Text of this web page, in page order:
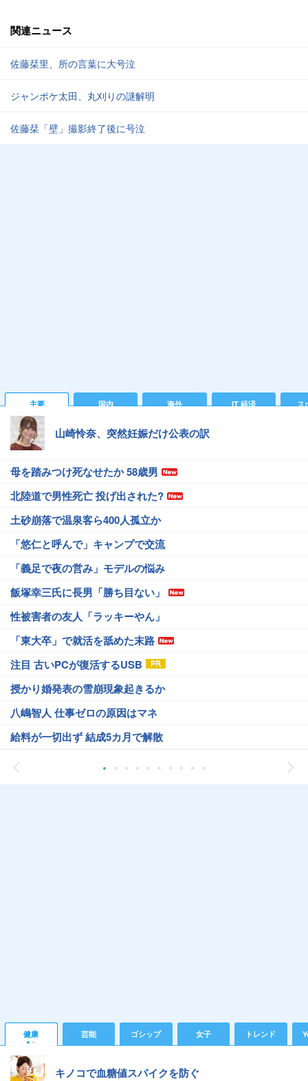
関連ニュース
佐藤栞里、所の言葉に大号泣
ジャンポケ太田、丸刈りの謎解明
佐藤栞「壁」撮影終了後に号泣
主要 国内 海外 IT 経済 ス
山崎怜奈、突然妊娠だけ公表の訳
母を踏みつけ死なせたか 58歳男
北陸道で男性死亡 投げ出された?
土砂崩落で温泉客ら400人孤立か
「悠仁と呼んで」キャンプで交流
「義足で夜の営み」モデルの悩み
飯塚幸三氏に長男「勝ち目ない」
性被害者の友人「ラッキーやん」
「東大卒」で就活を舐めた末路
注目 古いPCが復活するUSB
授かり婚発表の雪崩現象起きるか
八嶋智人 仕事ゼロの原因はマネ
給料が一切出ず 結成5カ月で解散
健康 芸能 ゴシップ 女子 トレンド
キノコで血糖値スパイクを防ぐ